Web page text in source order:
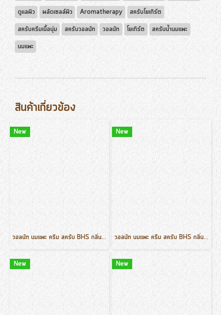
ดูแลผิว
ผลัดเซลล์ผิว Aromatherapy
สครับโยเกิร์ต
สครับครีมเนื้อนุ่ม
สครับวอลนัท วอลนัท โยเกิร์ต
สครับน้ำนมแพะ
นมแพะ
สินค้าเกี่ยวข้อง
New
วอลนัท นมแพะ ครีม สครับ BHS กลิ่นมะพร้าว ขนาด 500 g.
New
วอลนัท นมแพะ ครีม สครับ BHS กลิ่น กุหลาบ ขนาด 500 g.
New New